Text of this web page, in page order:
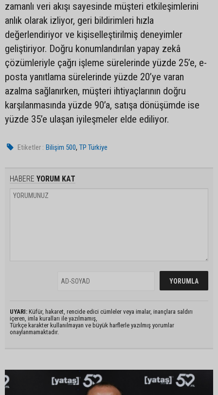
zamanlı veri akışı sayesinde müşteri etkileşimlerini
anlık olarak izliyor, geri bildirimleri hızla
değerlendiriyor ve kişiselleştirilmiş deneyimler
geliştiriyor. Doğru konumlandırılan yapay zekâ
çözümleriyle çağrı işleme sürelerinde yüzde 25’e, e-
posta yanıtlama sürelerinde yüzde 20’ye varan
azalma sağlanırken, müşteri ihtiyaçlarının doğru
karşılanmasında yüzde 90’a, satışa dönüşümde ise
yüzde 35’e ulaşan iyileşmeler elde ediliyor.
Etiketler : Bilişim 500,TP Türkiye
HABERE YORUM KAT
UYARI: Küfür, hakaret, rencide edici cümleler veya imalar, inançlara saldırı
içeren, imla kuralları ile yazılmamış,
Türkçe karakter kullanılmayan ve büyük harflerle yazılmış yorumlar
onaylanmamaktadır.